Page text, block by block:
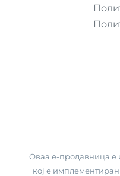
Оваа е-продавница е
кој е